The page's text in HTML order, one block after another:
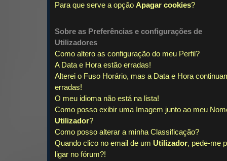
Para que serve a opção Apagar cookies?
Sobre as Preferências e configurações de
Utilizadores
Como altero as configuração do meu Perfil?
A Data e Hora estão erradas!
Alterei o Fuso Horário, mas a Data e Hora
erradas!
O meu idioma não está na lista!
Como posso exibir uma Imagem junto ao meu
Utilizador?
Como posso alterar a minha Classificação?
Quando clico no email de um Utilizador, pede-me
ligar no fórum?!